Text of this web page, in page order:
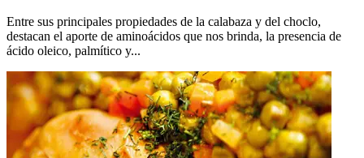
Entre sus principales propiedades de la calabaza y del choclo,
destacan el aporte de aminoácidos que nos brinda, la presencia de
ácido oleico, palmítico y...